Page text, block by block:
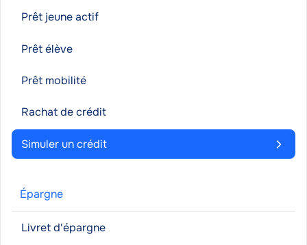
Prêt jeune actif
Prêt élève
Prêt mobilité
Rachat de crédit
Simuler un crédit
Épargne
Livret d'épargne